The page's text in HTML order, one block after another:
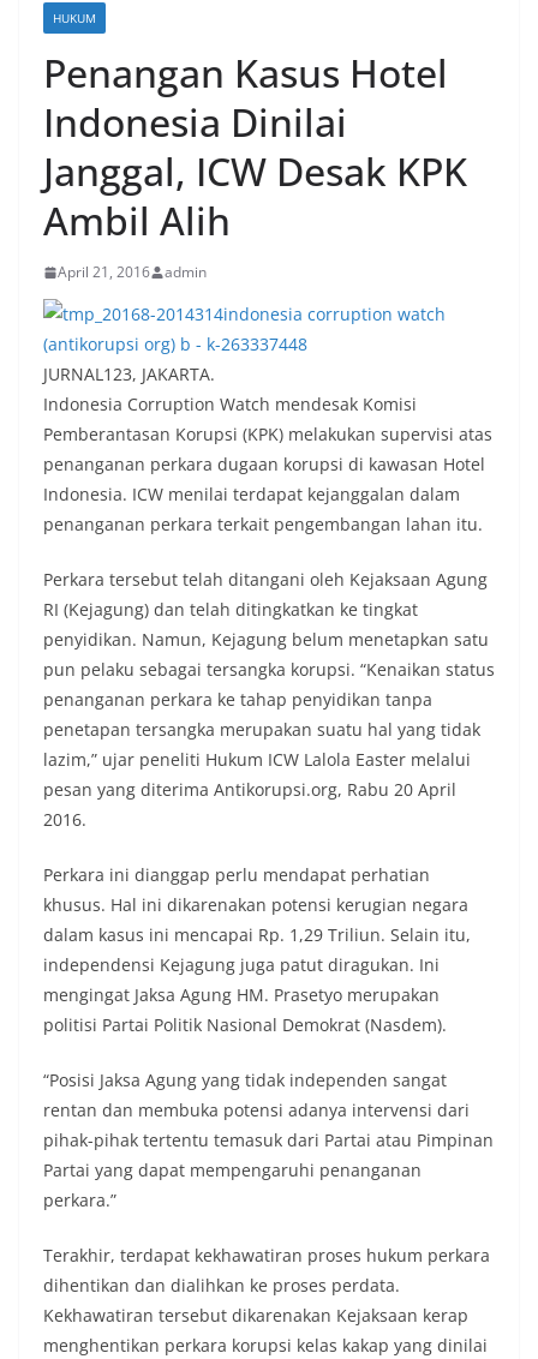
HUKUM
Penangan Kasus Hotel
Indonesia Dinilai
Janggal, ICW Desak KPK
Ambil Alih
April 21, 2016 admin
JURNAL123, JAKARTA.
Indonesia Corruption Watch mendesak Komisi
Pemberantasan Korupsi (KPK) melakukan supervisi atas
penanganan perkara dugaan korupsi di kawasan Hotel
Indonesia. ICW menilai terdapat kejanggalan dalam
penanganan perkara terkait pengembangan lahan itu.
Perkara tersebut telah ditangani oleh Kejaksaan Agung
RI (Kejagung) dan telah ditingkatkan ke tingkat
penyidikan. Namun, Kejagung belum menetapkan satu
pun pelaku sebagai tersangka korupsi. “Kenaikan status
penanganan perkara ke tahap penyidikan tanpa
penetapan tersangka merupakan suatu hal yang tidak
lazim,” ujar peneliti Hukum ICW Lalola Easter melalui
pesan yang diterima Antikorupsi.org, Rabu 20 April
2016.
Perkara ini dianggap perlu mendapat perhatian
khusus. Hal ini dikarenakan potensi kerugian negara
dalam kasus ini mencapai Rp. 1,29 Triliun. Selain itu,
independensi Kejagung juga patut diragukan. Ini
mengingat Jaksa Agung HM. Prasetyo merupakan
politisi Partai Politik Nasional Demokrat (Nasdem).
“Posisi Jaksa Agung yang tidak independen sangat
rentan dan membuka potensi adanya intervensi dari
pihak-pihak tertentu temasuk dari Partai atau Pimpinan
Partai yang dapat mempengaruhi penanganan
perkara.”
Terakhir, terdapat kekhawatiran proses hukum perkara
dihentikan dan dialihkan ke proses perdata.
Kekhawatiran tersebut dikarenakan Kejaksaan kerap
menghentikan perkara korupsi kelas kakap yang dinilai